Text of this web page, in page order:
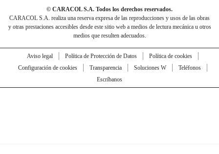
© CARACOL S.A. Todos los derechos reservados.
CARACOL S.A. realiza una reserva expresa de las reproducciones y usos de las obras
y otras prestaciones accesibles desde este sitio web a medios de lectura mecánica u otros
medios que resulten adecuados.
Aviso legal Política de Protección de Datos
Política de cookies
Configuración de cookies
Transparencia Soluciones W
Teléfonos
Escríbanos